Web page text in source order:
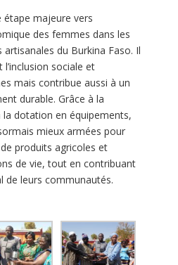
majeure vers
des femmes dans les
du Burkina Faso. Il
sociale et
mais contribue aussi à un
durable. Grâce à la
dotation en équipements,
mieux armées pour
produits agricoles et
de vie, tout en contribuant
de leurs communautés.